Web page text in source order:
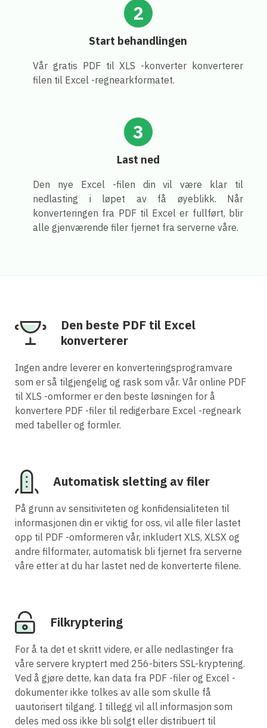
2
Start behandlingen
Vår gratis PDF til XLS -konverter konverterer
filen til Excel -regnearkformatet.
3
Last ned
Den nye Excel -filen din vil være klar til
nedlasting i løpet av få øyeblikk. Når
konverteringen fra PDF til Excel er fullført, blir
alle gjenværende filer fjernet fra serverne våre.
Den beste PDF til Excel
konverterer
Ingen andre leverer en konverteringsprogramvare
som er så tilgjengelig og rask som vår. Vår online PDF
til XLS -omformer er den beste løsningen for å
konvertere PDF -filer til redigerbare Excel -regneark
med tabeller og formler.
Automatisk sletting av filer
På grunn av sensitiviteten og konfidensialiteten til
informasjonen din er viktig for oss, vil alle filer lastet
opp til PDF -omformeren vår, inkludert XLS, XLSX og
andre filformater, automatisk bli fjernet fra serverne
våre etter at du har lastet ned de konverterte filene.
Filkryptering
For å ta det et skritt videre, er alle nedlastinger fra
våre servere kryptert med 256-biters SSL-kryptering.
Ved å gjøre dette, kan data fra PDF -filer og Excel -
dokumenter ikke tolkes av alle som skulle få
uautorisert tilgang. I tillegg vil all informasjon som
deles med oss ikke bli solgt eller distribuert til